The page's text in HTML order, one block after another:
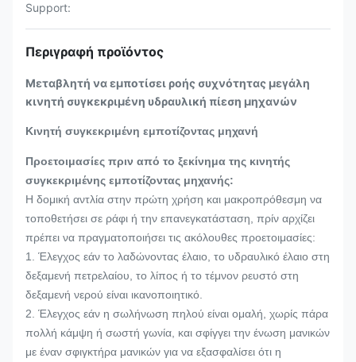
Support:
Περιγραφή προϊόντος
Μεταβλητή να εμποτίσει ροής συχνότητας μεγάλη
κινητή συγκεκριμένη υδραυλική πίεση μηχανών
Κινητή συγκεκριμένη εμποτίζοντας μηχανή
Προετοιμασίες πριν από το ξεκίνημα της κινητής
συγκεκριμένης εμποτίζοντας μηχανής:
Η δομική αντλία στην πρώτη χρήση και μακροπρόθεσμη να
τοποθετήσει σε ράφι ή την επανεγκατάσταση, πρίν αρχίζει
πρέπει να πραγματοποιήσει τις ακόλουθες προετοιμασίες:
1. Έλεγχος εάν το λαδώνοντας έλαιο, το υδραυλικό έλαιο στη
δεξαμενή πετρελαίου, το λίπος ή το τέμνον ρευστό στη
δεξαμενή νερού είναι ικανοποιητικό.
2. Έλεγχος εάν η σωλήνωση πηλού είναι ομαλή, χωρίς πάρα
πολλή κάμψη ή σωστή γωνία, και σφίγγει την ένωση μανικών
με έναν σφιγκτήρα μανικών για να εξασφαλίσει ότι η